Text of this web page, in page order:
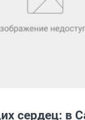
сердец: в